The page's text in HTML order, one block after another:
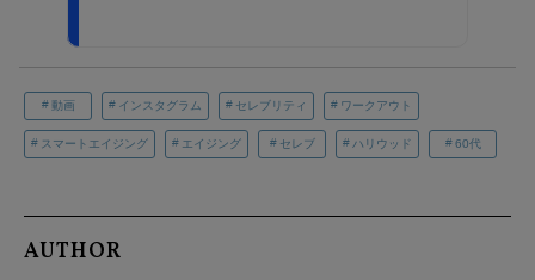
動画 インスタグラム セレブリティ ワークアウト
スマートエイジング エイジング セレブ ハリウッド 60代
AUTHOR